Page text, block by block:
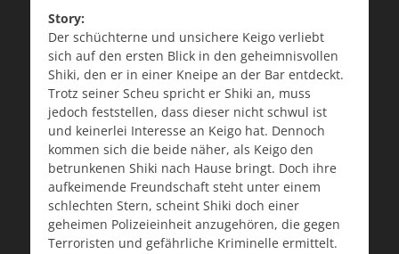
Story:
Der schüchterne und unsichere Keigo verliebt
sich auf den ersten Blick in den geheimnisvollen
Shiki, den er in einer Kneipe an der Bar entdeckt.
Trotz seiner Scheu spricht er Shiki an, muss
jedoch feststellen, dass dieser nicht schwul ist
und keinerlei Interesse an Keigo hat. Dennoch
kommen sich die beide näher, als Keigo den
betrunkenen Shiki nach Hause bringt. Doch ihre
aufkeimende Freundschaft steht unter einem
schlechten Stern, scheint Shiki doch einer
geheimen Polizeieinheit anzugehören, die gegen
Terroristen und gefährliche Kriminelle ermittelt.